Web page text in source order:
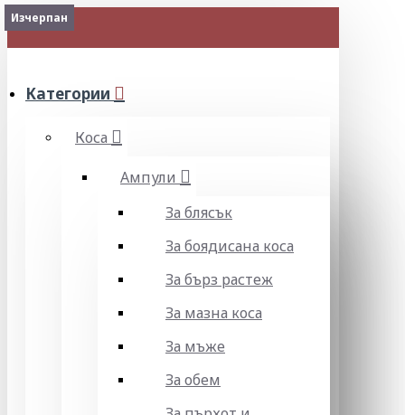
МЕНЮ
Категории
Коса
Ампули
За блясък
За боядисана коса
За бърз растеж
За мазна коса
За мъже
За обем
Изчерпан
Изчерпан